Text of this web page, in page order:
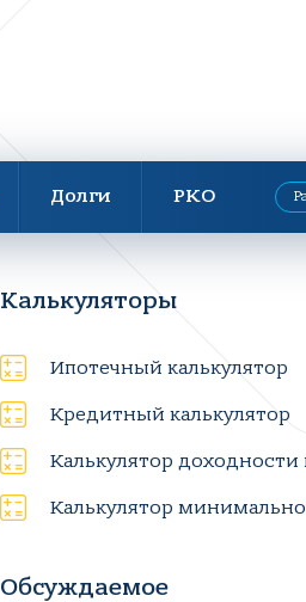
Долги РКО
Калькуляторы
Ипотечный калькулятор
Кредитный калькулятор
Калькулятор доходности
Калькулятор
Обсуждаемое